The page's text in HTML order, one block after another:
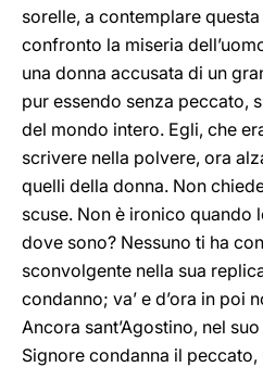
sorelle, a contemplare
confronto la miseria
una donna accusata di un
pur essendo senza peccato,
del mondo intero. Egli, che
scrivere nella polvere, ora
quelli della donna. Non
scuse. Non è ironico quando
dove sono? Nessuno ti ha
sconvolgente nella sua
condanno; va’ e d’ora in poi
Ancora sant’Agostino, nel
Signore condanna il